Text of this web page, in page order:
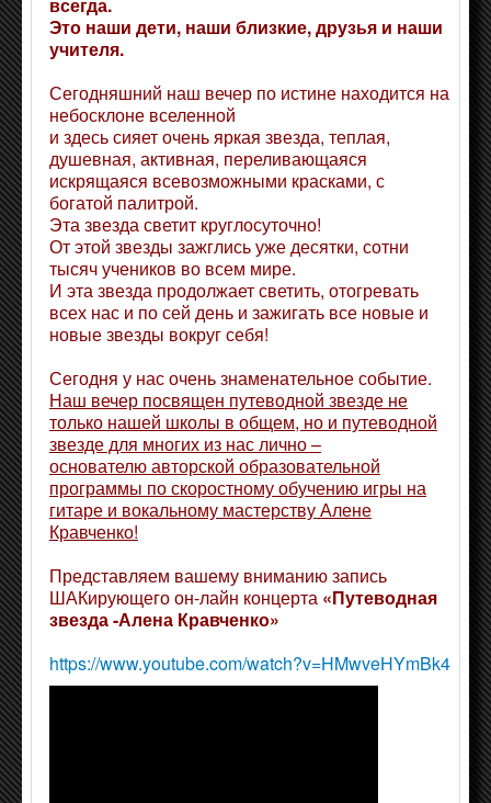
всегда.
Это наши дети, наши близкие, друзья и наши
учителя.
Сегодняшний наш вечер по истине находится на
небосклоне вселенной
и здесь сияет очень яркая звезда, теплая,
душевная, активная, переливающаяся
искрящаяся всевозможными красками, с
богатой палитрой.
Эта звезда светит круглосуточно!
От этой звезды зажглись уже десятки, сотни
тысяч учеников во всем мире.
И эта звезда продолжает светить, отогревать
всех нас и по сей день и зажигать все новые и
новые звезды вокруг себя!
Сегодня у нас очень знаменательное событие.
Наш вечер посвящен путеводной звезде не
только нашей школы в общем, но и путеводной
звезде для многих из нас лично –
основателю авторской образовательной
программы по скоростному обучению игры на
гитаре и вокальному мастерству Алене
Кравченко!
Представляем вашему вниманию запись
ШАКирующего он-лайн концерта «Путеводная
звезда -Алена Кравченко»
https://www.youtube.com/watch?v=HMwveHYmBk4